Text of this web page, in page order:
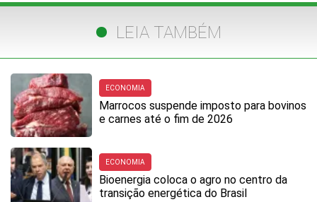
LEIA TAMBÉM
ECONOMIA
Marrocos suspende imposto para bovinos
e carnes até o fim de 2026
ECONOMIA
Bioenergia coloca o agro no centro da
transição energética do Brasil